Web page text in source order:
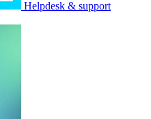
Helpdesk & support